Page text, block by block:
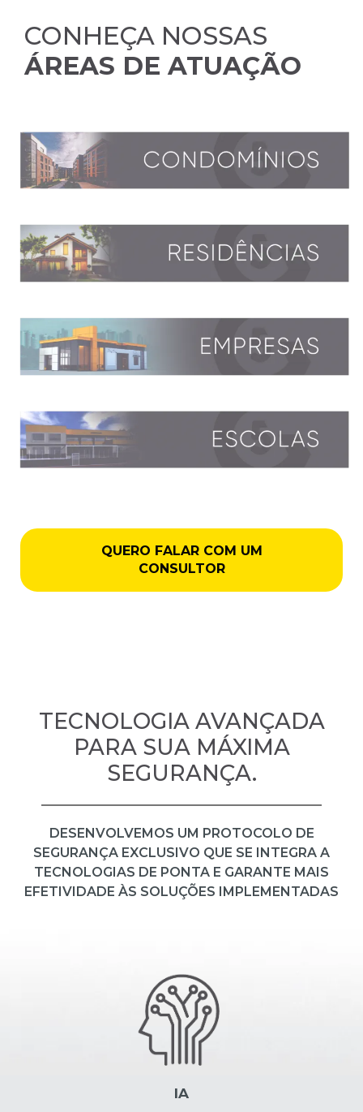
CONHEÇA NOSSAS
ÁREAS DE ATUAÇÃO
QUERO FALAR COM UM
CONSULTOR
TECNOLOGIA AVANÇADA
PARA SUA MÁXIMA
SEGURANÇA.
DESENVOLVEMOS UM PROTOCOLO DE
SEGURANÇA EXCLUSIVO QUE SE INTEGRA A
TECNOLOGIAS DE PONTA E GARANTE MAIS
EFETIVIDADE ÀS SOLUÇÕES IMPLEMENTADAS
IA